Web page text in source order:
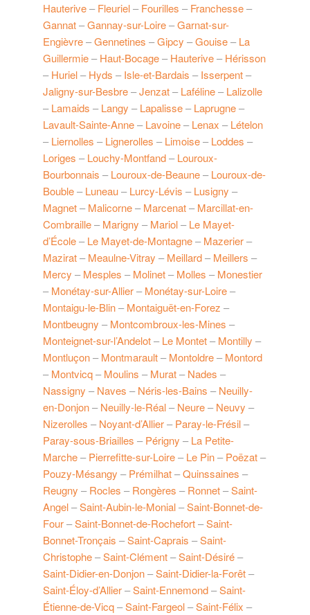
Hauterive–Fleuriel–Fourilles –Franchesse–
Gannat–Gannay-sur-Loire–Garnat-sur-
Engièvre–Gennetines –Gipcy –Gouise–La
Guillermie–Haut-Bocage–Hauterive–Hérisson
–Huriel–Hyds –Isle-et-Bardais –Isserpent–
Jaligny-sur-Besbre–Jenzat–Laféline–Lalizolle
–Lamaids –Langy –Lapalisse–Laprugne–
Lavault-Sainte-Anne–Lavoine–Lenax –Lételon
–Liernolles –Lignerolles –Limoise–Loddes –
Loriges –Louchy-Montfand–Louroux-
Bourbonnais –Louroux-de-Beaune–Louroux-de-
Bouble–Luneau–Lurcy-Lévis –Lusigny –
Magnet–Malicorne–Marcenat–Marcillat-en-
Combraille–Marigny –Mariol–Le Mayet-
d’École–Le Mayet-de-Montagne–Mazerier–
Mazirat–Meaulne-Vitray –Meillard–Meillers –
Mercy –Mesples –Molinet–Molles –Monestier
–Monétay-sur-Allier–Monétay-sur-Loire–
Montaigu-le-Blin–Montaiguët-en-Forez –
Montbeugny –Montcombroux-les-Mines –
Monteignet-sur-l’Andelot–Le Montet–Montilly –
Montluçon–Montmarault–Montoldre–Montord
–Montvicq–Moulins –Murat–Nades –
Nassigny –Naves –Néris-les-Bains –Neuilly-
en-Donjon–Neuilly-le-Réal–Neure–Neuvy –
Nizerolles –Noyant-d’Allier–Paray-le-Frésil–
Paray-sous-Briailles –Périgny –La Petite-
Marche–Pierrefitte-sur-Loire–Le Pin–Poëzat–
Pouzy-Mésangy –Prémilhat–Quinssaines –
Reugny –Rocles –Rongères –Ronnet–Saint-
Angel–Saint-Aubin-le-Monial–Saint-Bonnet-de-
Four–Saint-Bonnet-de-Rochefort–Saint-
Bonnet-Tronçais –Saint-Caprais –Saint-
Christophe–Saint-Clément–Saint-Désiré–
Saint-Didier-en-Donjon–Saint-Didier-la-Forêt–
Saint-Éloy-d’Allier–Saint-Ennemond–Saint-
Étienne-de-Vicq–Saint-Fargeol–Saint-Félix –